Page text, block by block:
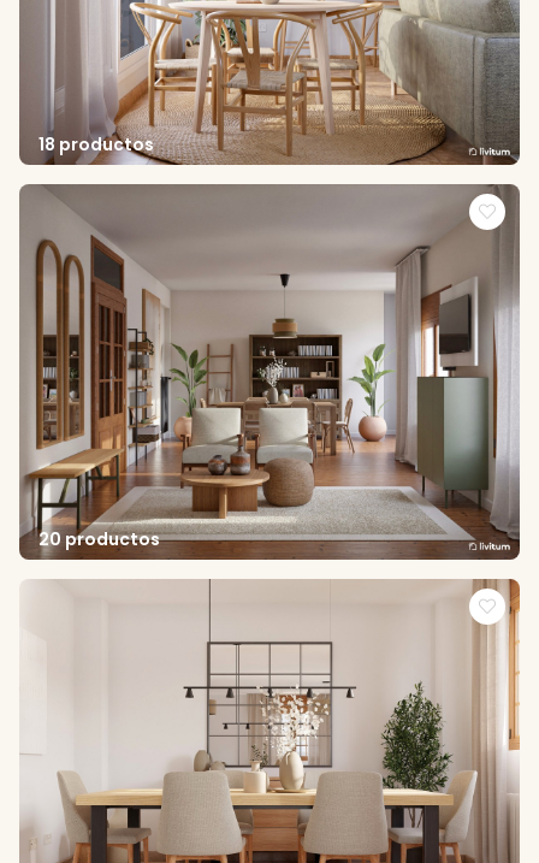
18 productos
20 productos